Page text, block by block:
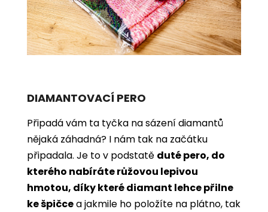
DIAMANTOVACÍ PERO
Připadá vám ta tyčka na sázení diamantů
nějaká záhadná? I nám tak na začátku
připadala. Je to v podstatě duté pero, do
kterého nabíráte růžovou lepivou
hmotou, díky které diamant lehce přilne
ke špičcea jakmile ho položíte na plátno, tak